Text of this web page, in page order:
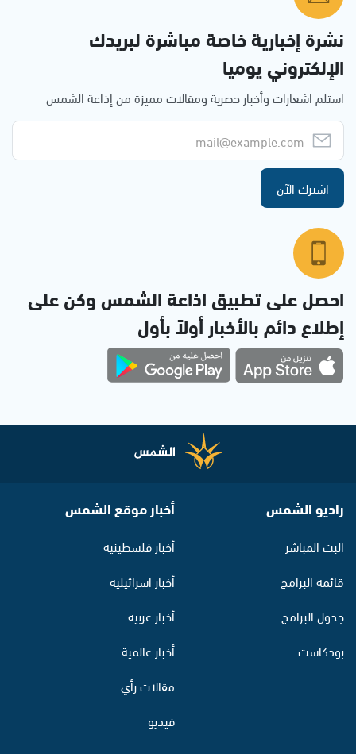
نشرة إخبارية خاصة مباشرة لبريدك
الإلكتروني يوميا
استلم اشعارات وأخبار حصرية ومقالات مميزة من إذاعة الشمس
اشترك الآن
احصل على تطبيق اذاعة الشمس وكن على
إطلاع دائم بالأخبار أولاً بأول
راديو الشمس
البث المباشر
قائمة البرامج
جدول البرامج
بودكاست
أخبار موقع الشمس
أخبار فلسطينية
أخبار اسرائيلية
أخبار عربية
أخبار عالمية
مقالات رأي
فيديو